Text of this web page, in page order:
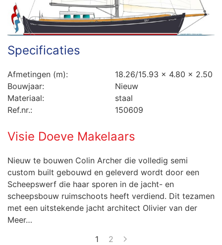
Specificaties
Afmetingen (m):
18.26/15.93 x 4.80 x 2.50
Bouwjaar:
Nieuw
Materiaal:
staal
Ref.nr.:
150609
Visie Doeve Makelaars
Nieuw te bouwen Colin Archer die volledig semi
custom built gebouwd en geleverd wordt door een
Scheepswerf die haar sporen in de jacht- en
scheepsbouw ruimschoots heeft verdiend. Dit tezamen
met een uitstekende jacht architect Olivier van der
Meer…
1
2